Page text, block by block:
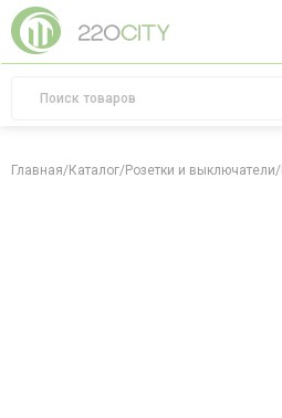
Главная/Каталог/Розетки и выключатели/